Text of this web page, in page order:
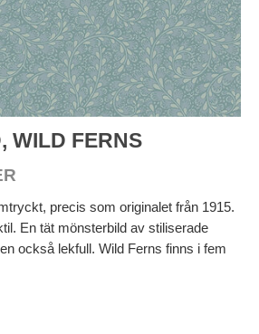
WILD FERNS
precis som originalet från 1915.
En tät mönsterbild av stiliserade
också lekfull. Wild Ferns finns i fem